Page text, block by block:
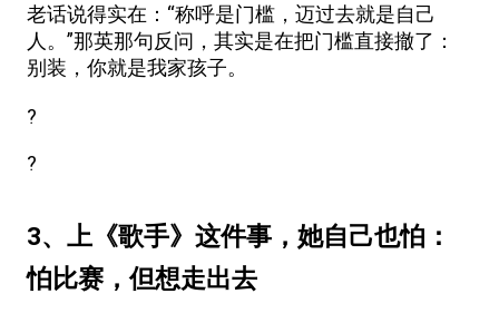
老话说得实在：“称呼是门槛，迈过去就是自己
人。”那英那句反问，其实是在把门槛直接撤了：
别装，你就是我家孩子。
?
?
3、上《歌手》这件事，她自己也怕：
怕比赛，但想走出去